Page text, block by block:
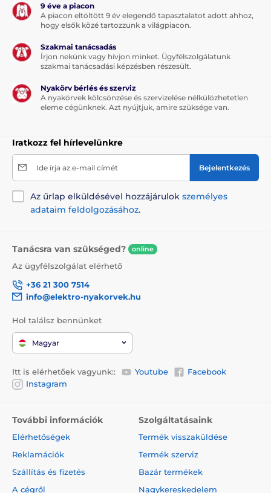
9 éve a piacon
A piacon eltöltött 9 év elegendő tapasztalatot adott ahhoz,
hogy elsők közé tartozzunk a világpiacon.
Szakmai tanácsadás
Írjon nekünk vagy hívjon minket. Ügyfélszolgálatunk
szakmai tanácsadási képzésben részesült.
Nyakörv bérlés és szerviz
A nyakörvek kölcsönzése és szervizelése nélkülözhetetlen
eleme cégünknek. Azt nyújtjuk, amire szüksége van.
Iratkozz fel hírlevelünkre
Ide írja az e-mail címét Bejelentkezés
Az űrlap elküldésével hozzájárulok személyes
adataim feldolgozásához.
Tanácsra van szükséged? online
Az ügyfélszolgálat elérhető
+36 21 300 7514
info@elektro-nyakorvek.hu
Hol találsz bennünket
Magyar
Itt is elérhetőek vagyunk:: Youtube
Facebook
Instagram
További információk
Elérhetőségek
Reklamációk
Szállítás és fizetés
A cégről
Szolgáltatásaink
Termék visszaküldése
Termék szerviz
Bazár termékek
Nagykereskedelem